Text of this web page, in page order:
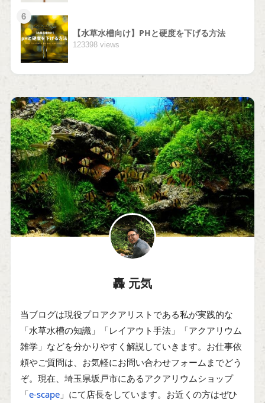
6
【水草水槽向け】PHと硬度を下げる方法
123398 views
轟 元気
当ブログは現役プロアクアリストである私が実践的な
「水草水槽の知識」「レイアウト手法」「アクアリウム
雑学」などを分かりやすく解説していきます。お仕事依
頼やご質問は、お気軽にお問い合わせフォームまでどう
ぞ。現在、埼玉県坂戸市にあるアクアリウムショップ
「e-scape」にて店長をしています。お近くの方はぜひ